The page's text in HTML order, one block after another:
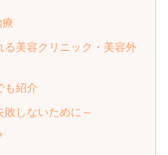
療
る美容クリニック・美容外
も紹介
しないために～